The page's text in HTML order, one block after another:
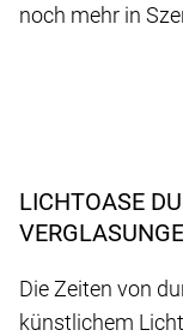
noch mehr in
LICHTOASE
Die Zeiten von
künstlichem